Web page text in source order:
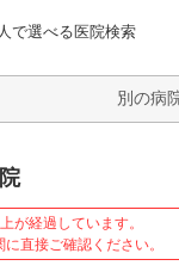
人で選べる医院検索
なび
が経過しています。
直接ご確認ください。